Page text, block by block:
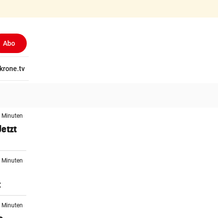
Abo
krone.tv
Minuten
Minuten
Minuten